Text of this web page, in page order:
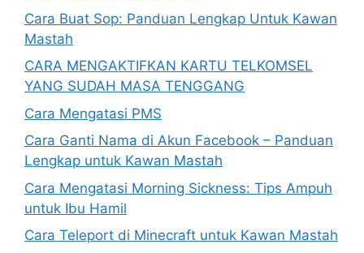
Cara Buat Sop: Panduan Lengkap Untuk Kawan
Mastah
CARA MENGAKTIFKAN KARTU TELKOMSEL
YANG SUDAH MASA TENGGANG
Cara Mengatasi PMS
Cara Ganti Nama di Akun Facebook – Panduan
Lengkap untuk Kawan Mastah
Cara Mengatasi Morning Sickness: Tips Ampuh
untuk Ibu Hamil
Cara Teleport di Minecraft untuk Kawan Mastah